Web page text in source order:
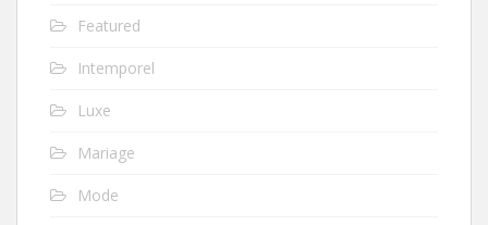
Featured
Intemporel
Luxe
Mariage
Mode